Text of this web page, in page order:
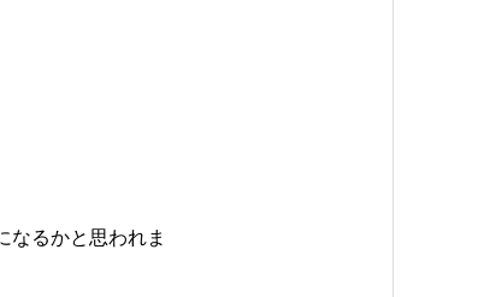
なるかと思われま